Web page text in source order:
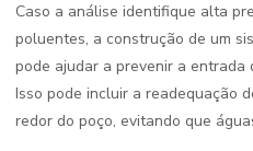
Caso a análise identifique alta
poluentes, a construção de um
pode ajudar a prevenir a entrada
Isso pode incluir a readequação
redor do poço, evitando que